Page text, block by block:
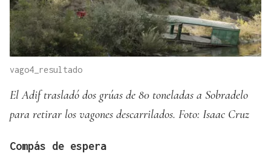
vago4_resultado
El Adif trasladó dos grúas de 80 toneladas a Sobradelo
para retirar los vagones descarrilados. Foto: Isaac Cruz
Compás de espera